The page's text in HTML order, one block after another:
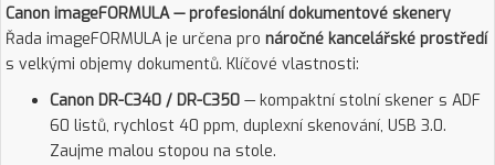
Canon imageFORMULA — profesionální dokumentové skenery
Řada imageFORMULA je určena pro náročné kancelářské prostředí
s velkými objemy dokumentů. Klíčové vlastnosti:
Canon DR-C340 / DR-C350 — kompaktní stolní skener s ADF
60 listů, rychlost 40 ppm, duplexní skenování, USB 3.0.
Zaujme malou stopou na stole.